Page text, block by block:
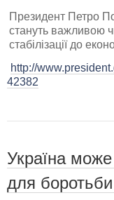
Президент Петро
стануть важливою
стабілізації до
http://
42382
Україна
для